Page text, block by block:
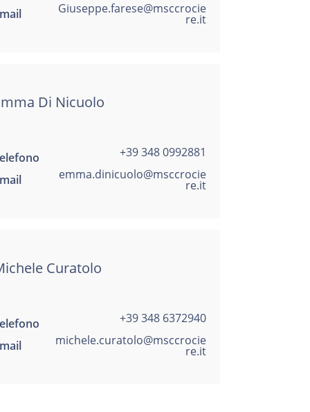
Giuseppe.farese@msccrocie
re.it
Di Nicuolo
+39 348 0992881
emma.dinicuolo@msccrocie
re.it
Curatolo
+39 348 6372940
michele.curatolo@msccrocie
re.it